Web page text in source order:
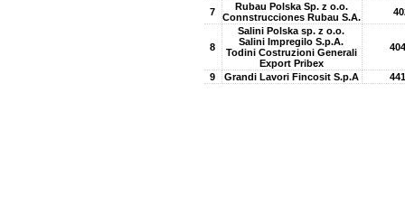
7
Rubau Polska Sp. z o.o.
Connstrucciones Rubau S.A.
8
Salini Polska sp. z o.o.
Salini Impregilo S.p.A.
Todini Costruzioni Generali
Export Pribex
9 Grandi Lavori Fincosit S.p.A